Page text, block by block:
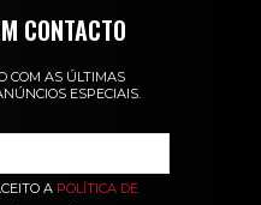
CONTACTO
COM AS ÚLTIMAS
ESPECIAIS.
A POLÍTICA DE